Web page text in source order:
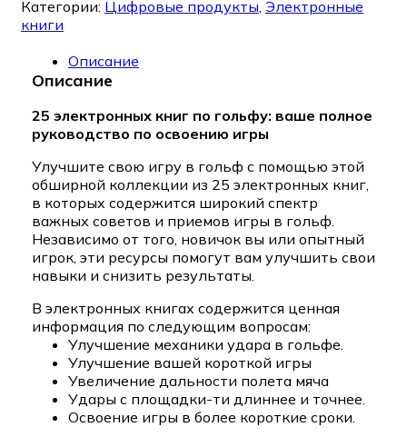
Категории: Цифровые продукты, Электронные
книги
Описание
Описание
25 электронных книг по гольфу: ваше полное
руководство по освоению игры
Улучшите свою игру в гольф с помощью этой
обширной коллекции из 25 электронных книг,
в которых содержится широкий спектр
важных советов и приемов игры в гольф.
Независимо от того, новичок вы или опытный
игрок, эти ресурсы помогут вам улучшить свои
навыки и снизить результаты.
В электронных книгах содержится ценная
информация по следующим вопросам:
Улучшение механики удара в гольфе.
Улучшение вашей короткой игры
Увеличение дальности полета мяча
Удары с площадки-ти длиннее и точнее.
Освоение игры в более короткие сроки.